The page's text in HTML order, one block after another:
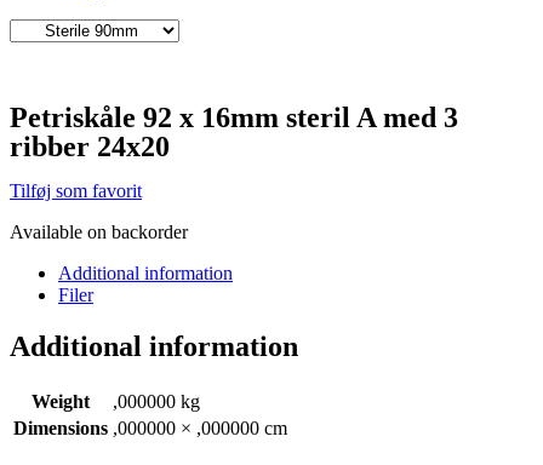
Petriskåle 92 x 16mm steril A med 3
ribber 24x20
Tilføj som favorit
Available on backorder
Additional information
Filer
Additional information
Weight
,000000 kg
Dimensions ,000000 × ,000000 cm